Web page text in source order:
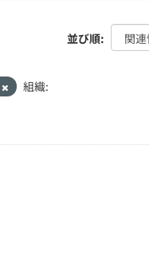
並び順
組織: